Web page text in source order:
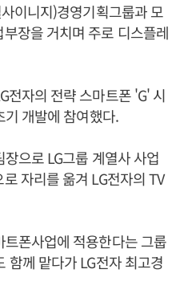
이니지)경영기획그룹과 모
장을 거치며 주로 디스플레
전자의 전략 스마트폰 'G' 시
개발에 참여했다.
으로 LG그룹 계열사 사업
자리를 옮겨 LG전자의 TV
폰사업에 적용한다는 그룹
함께 맡다가 LG전자 최고경